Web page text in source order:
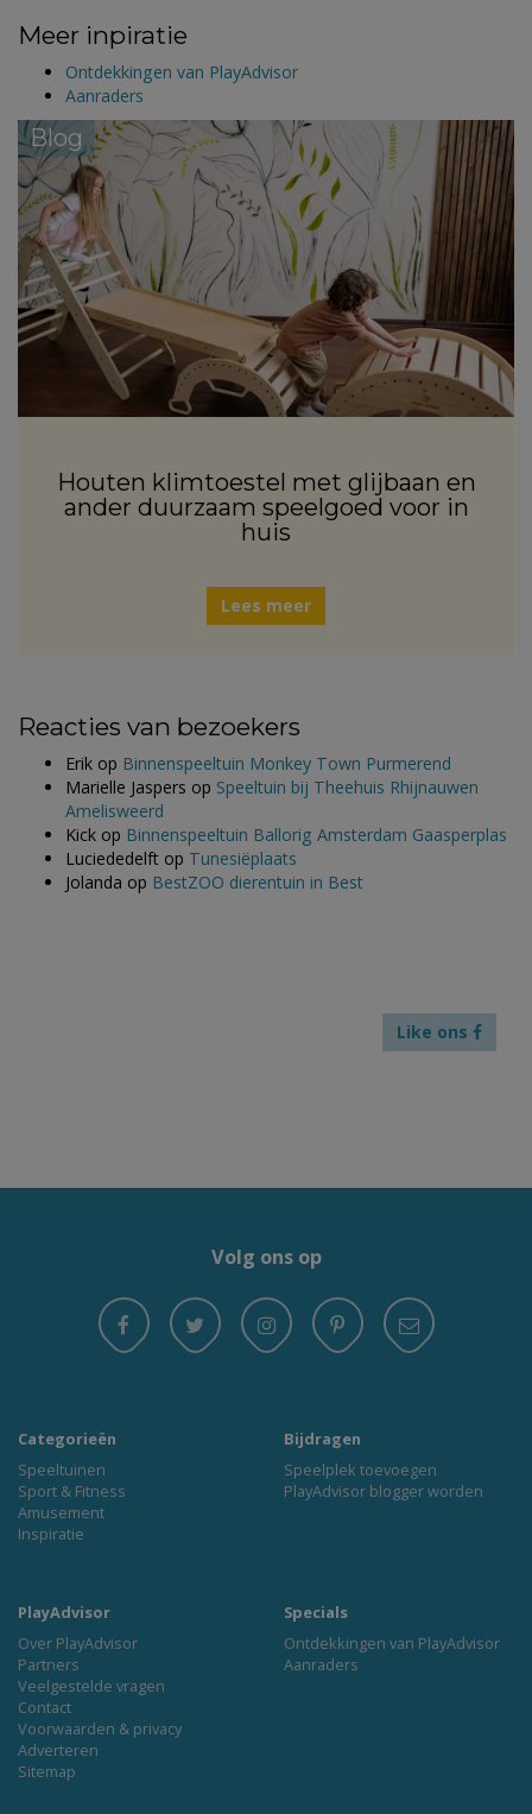
Meer inpiratie
Ontdekkingen van PlayAdvisor
Aanraders
Blog
Houten klimtoestel met glijbaan en
ander duurzaam speelgoed voor in
huis
Lees meer
Reacties van bezoekers
Erik op Binnenspeeltuin Monkey Town Purmerend
Marielle Jaspers op Speeltuin bij Theehuis Rhijnauwen
Amelisweerd
Kick op Binnenspeeltuin Ballorig Amsterdam Gaasperplas
Luciededelft op Tunesiëplaats
Jolanda op BestZOO dierentuin in Best
Like ons
Volg ons op
Categorieën
Speeltuinen
Sport & Fitness
Amusement
Inspiratie
Bijdragen
Speelplek toevoegen
PlayAdvisor blogger worden
PlayAdvisor
Over PlayAdvisor
Partners
Veelgestelde vragen
Contact
Voorwaarden & privacy
Adverteren
Sitemap
Specials
Ontdekkingen van PlayAdvisor
Aanraders